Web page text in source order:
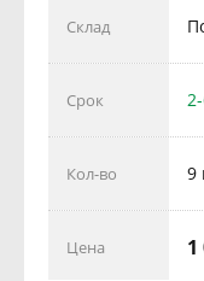
Склад
Срок
Кол-во 9
Цена 1